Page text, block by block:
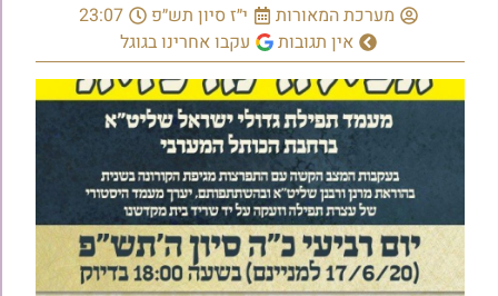
מערכת המאורות י״ז סיון תש״פ
23:07
אין תגובות
עקבו אחרינו בגוגל